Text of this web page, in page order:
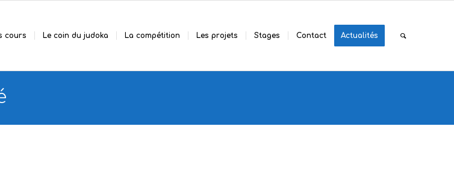
cours Le coin du judoka La compétition Les projets Stages Contact Actualités